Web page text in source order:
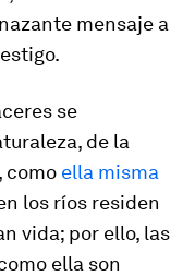
mensaje a
se
de la
como ella misma
los ríos residen
vida; por ello, las
ella son